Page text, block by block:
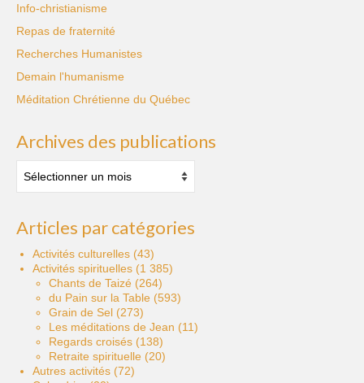
Info-christianisme
Repas de fraternité
Recherches Humanistes
Demain l'humanisme
Méditation Chrétienne du Québec
Archives des publications
des
publications
Articles par catégories
Activités culturelles (43)
Activités spirituelles (1 385)
Chants de Taizé (264)
du Pain sur la Table (593)
Grain de Sel (273)
Les méditations de Jean (11)
Regards croisés (138)
Retraite spirituelle (20)
Autres activités (72)